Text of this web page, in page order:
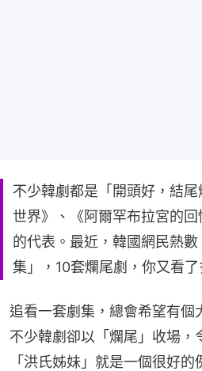
不少韓劇都是「開頭好，結
世界》、《阿爾罕布拉宮的回
的代表。最近，韓國網民熱
集」，10套爛尾劇，你又看了
追看一套劇集，總會希望有個
不少韓劇卻以「爛尾」收場，
「洪氏姊妹」就是一個很好的